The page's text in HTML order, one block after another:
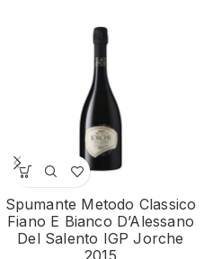
Spumante Metodo Classico
Fiano E Bianco D’Alessano
Del Salento IGP Jorche
2015